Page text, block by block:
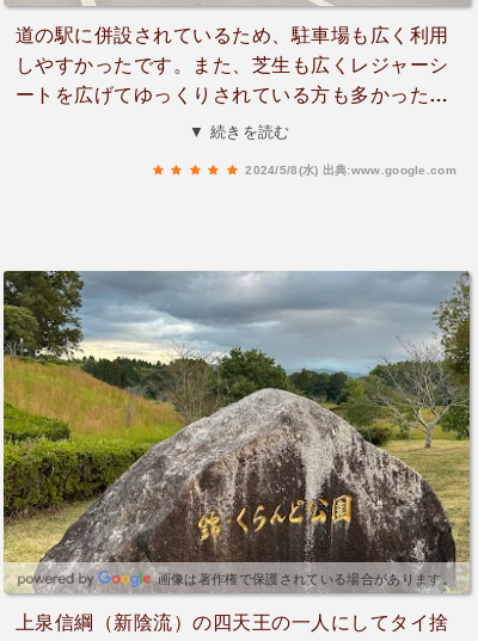
道の駅に併設されているため、駐車場も広く利用
しやすかったです。また、芝生も広くレジャーシ
ートを広げてゆっくりされている方も多かったで
す。遊具も高低差があるものが多く、小さい子ど
▼ 続きを読む
2024/5/8(水) 出典:www.google.com
画像は著作権で保護されている場合があります。
上泉信綱（新陰流）の四天王の一人にしてタイ捨